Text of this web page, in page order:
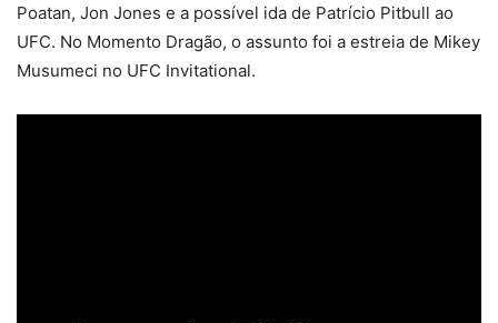
Poatan, Jon Jones e a possível ida de Patrício Pitbull ao
UFC. No Momento Dragão, o assunto foi a estreia de Mikey
Musumeci no UFC Invitational.